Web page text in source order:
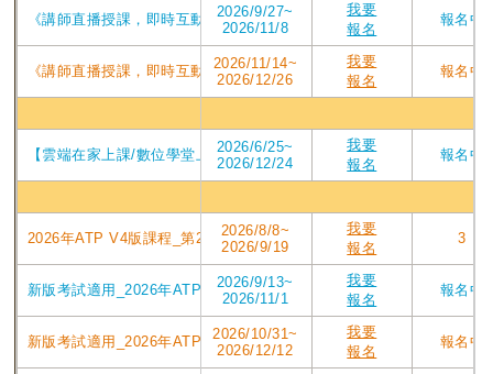
2026/9/27~
2026/11/8
我要
報名
報名中
2026/11/14~
2026/12/26
我要
報名
報名中
2026/6/25~
2026/12/24
我要
報名
報名中
2026/8/8~
2026/9/19
我要
報名
3
2026/9/13~
2026/11/1
我要
報名
報名中
2026/10/31~
2026/12/12
我要
報名
報名中
《講師直播授課，即時互動提問》_2026年ATP V4版課程_直播視訊
《講師直播授課，即時互動提問》2026年ATP V4版課程_直播視訊
【雲端在家上課/數位學堂上課二擇一】第175屆_2026年下半年PMP
2026年ATP V4版課程_第209屆東吳台北班PMP認證培訓專案_2026/
新版考試適用_2026年ATP V4版課程_第210屆東吳台北班PMP認證培
新版考試適用_2026年ATP V4版課程_第211屆東吳台北班PMP認證培